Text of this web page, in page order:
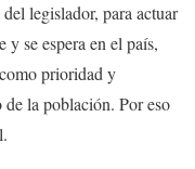
legislador, para actuar
se espera en el país,
prioridad y
la población. Por eso